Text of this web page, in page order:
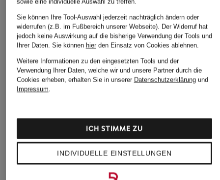
STANLEY
Thermobecher THE
QUENCHER H2.O
FLOWSTATE™
49,99 €
STANLEY
Thermobecher THE
QUENCHER H2.0
FLOWSTATE™
Triumph
MAKE-UP
ab 54 €
LASSEN SIE SICH VON DER AUSWAHL ANDERER
sowie eine individuelle Auswahl zu treffen.
Sie können Ihre Tool-Auswahl jederzeit nachträglich ändern oder
widerrufen (z.B. im Fußbereich unserer Webseite). Der Widerruf hat
jedoch keine Auswirkung auf die bisherige Verwendung der Tools und
Ihrer Daten. Sie können hierden Einsatz von Cookies ablehnen.
Weitere Informationen zu den eingesetzten Tools und der
Verwendung Ihrer Daten, welche wir und unsere Partner durch die
Cookies erheben, erhalten Sie in unserer Datenschutzerklärungund
Impressum.
INDIVIDUELLE EINSTELLUNGEN
ICH STIMME ZU